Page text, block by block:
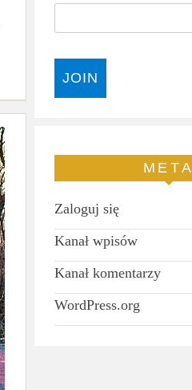
META
Zaloguj się
Kanał wpisów
Kanał komentarzy
WordPress.org